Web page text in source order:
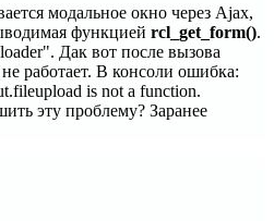
модальное окно через Ajax,
функцией rcl_get_form().
Дак вот после вызова
работает. В консоли ошибка:
is not a function.
эту проблему? Заранее